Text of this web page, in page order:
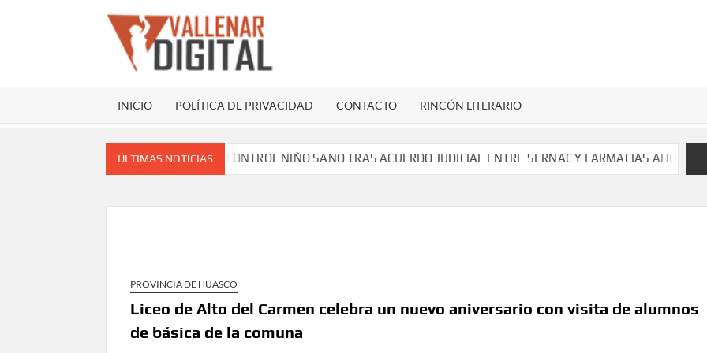
INICIO POLÍTICA DE PRIVACIDAD CONTACTO RINCÓN LITERARIO
ÚLTIMAS NOTICIAS
A BENEFICIARIOS DEL PROGRAMA CONTROL NIÑO SANO TRAS ACUERDO JUDICIAL ENTRE SERNAC Y FARMACIAS AHUMADA
PROVINCIA DE HUASCO
Liceo de Alto del Carmen celebra un nuevo aniversario con visita de alumnos
de básica de la comuna